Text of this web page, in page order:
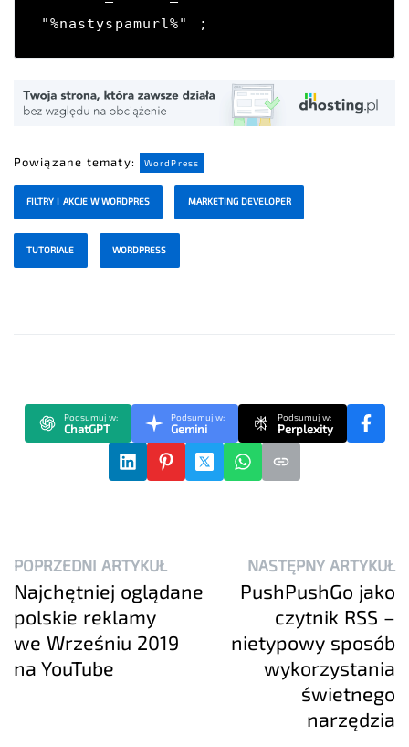
"%nastyspamurl%" ;
Powiązane tematy: WordPress
FILTRY I AKCJE W WORDPRES MARKETING DEVELOPER
TUTORIALE WORDPRESS
Podsumuj w:
ChatGPT
Podsumuj w:
Gemini
Podsumuj w:
Perplexity
POPRZEDNI ARTYKUŁ
Najchętniej oglądane
polskie reklamy
we Wrześniu 2019
na YouTube
NASTĘPNY ARTYKUŁ
PushPushGo jako
czytnik RSS –
nietypowy sposób
wykorzystania
świetnego
narzędzia